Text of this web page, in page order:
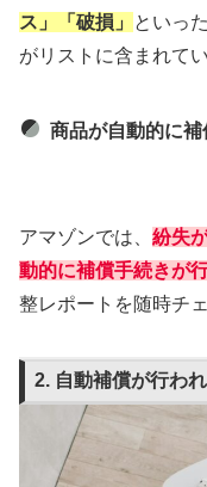
ス」「破損」
といっ
がリストに含まれて
商品が自動的に
アマゾンでは、 紛失
動的に補償手続きが
整レポートを随時チ
2. 自動補償が行わ